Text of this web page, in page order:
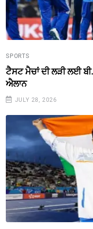
SPORTS
ਟੈਸਟ ਮੈਚਾਂ ਦੀ ਲੜੀ ਲਈ
ਐਲਾਨ
JULY 28, 2026